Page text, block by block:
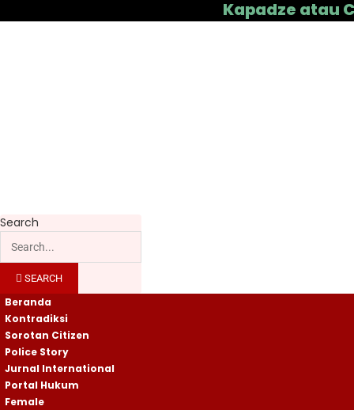
Kapadze atau
Search
SEARCH
Beranda
Kontradiksi
Sorotan Citizen
Police Story
Jurnal International
Portal Hukum
Female